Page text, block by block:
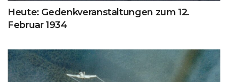
Heute: Gedenkveranstaltungen zum 12.
Februar 1934